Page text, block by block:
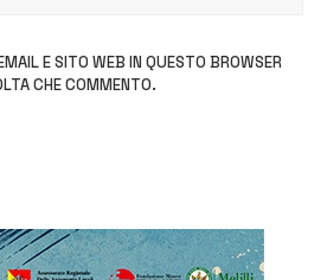
E SITO WEB IN QUESTO BROWSER
CHE COMMENTO.